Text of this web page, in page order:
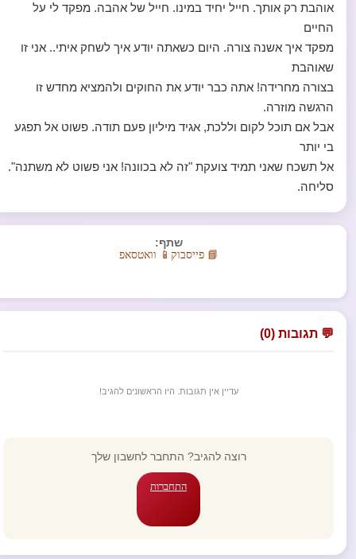
אוהבת רק אותך. חייל יחיד במינו. חייל של אהבה. מפקד לי על
החיים
מפקד איך אשנה צורה. היום כשאתה יודע איך לשחק איתי.. אני זו
שאוהבת
בצורה מחרידה! אתה כבר יודע את החוקים ולהמציא מחדש זו
הרגשה מוזרה.
אבל אם תוכל לקום וללכת, אגיד מיליון פעם תודה. פשוט אל תפגע
בי יותר
אל תשכח שאני תמיד צועקת "זה לא בכוונה! אני פשוט לא משתנה".
סליחה.
שתף:
📘 פייסבוק 📱 וואטסאפ
💬 תגובות (0)
עדיין אין תגובות. היו הראשונים להגיב!
רוצה להגיב? התחבר לחשבון שלך
התחברות